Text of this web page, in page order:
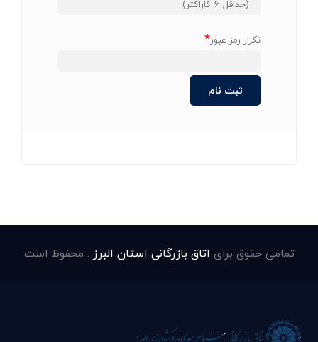
تکرار رمز عبور*
تمامی حقوق برای اتاق بازرگانی استان البرز . محفوظ است